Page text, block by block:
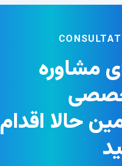
مشاوره
حالا اقدام